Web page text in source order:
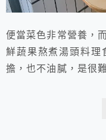
便當菜色非常營養，
鮮蔬果熬煮湯頭料理
擔，也不油膩，是很